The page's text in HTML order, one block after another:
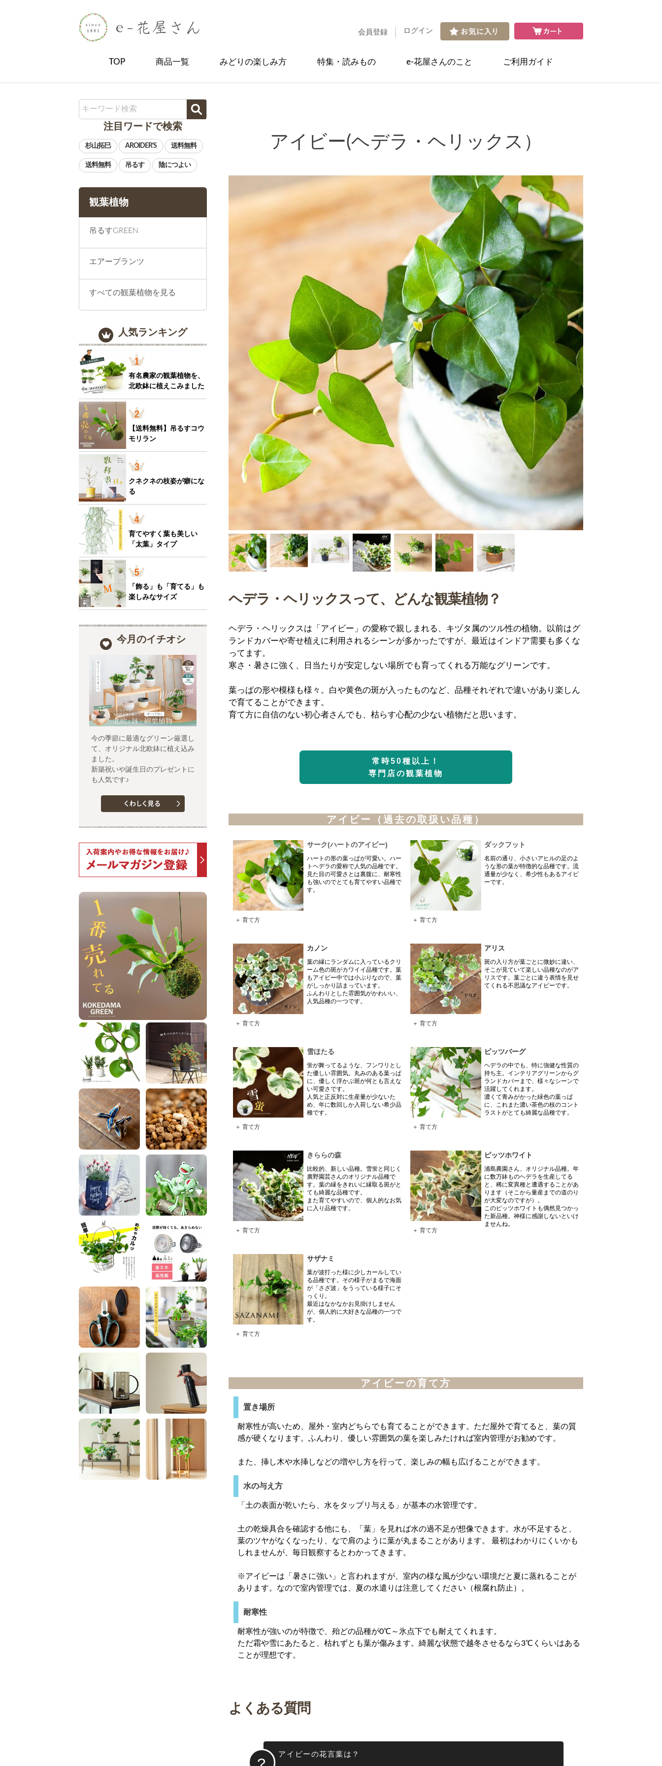
会員登録 ログイン
TOP 商品一覧 みどりの楽しみ方 特集・読みもの e-花屋さんのこと ご利用ガイド
注目ワードで検索
観葉植物
吊るすGREEN
エアープランツ
すべての観葉植物を見る
人気ランキング
有名農家の観葉植物を、
北欧鉢に植えこみました
【送料無料】吊るすコウ
モリラン
クネクネの枝姿が癖にな
る
育てやすく葉も美しい
「太葉」タイプ
「飾る」も「育てる」も
楽しみなサイズ
今月のイチオシ
今の季節に最適なグリーン厳選し
て、オリジナル北欧鉢に植え込み
ました。
新築祝いや誕生日のプレゼントに
も人気です♪
アイビー(ヘデラ・ヘリックス）
ヘデラ・ヘリックスって、どんな観葉植物？
ヘデラ・ヘリックスは「アイビー」の愛称で親しまれる、キヅタ属のツル性の植物。以前はグ
ランドカバーや寄せ植えに利用されるシーンが多かったですが、最近はインドア需要も多くな
ってます。
寒さ・暑さに強く、日当たりが安定しない場所でも育ってくれる万能なグリーンです。
葉っぱの形や模様も様々。白や黄色の斑が入ったものなど、品種それぞれで違いがあり楽しん
で育てることができます。
育て方に自信のない初心者さんでも、枯らす心配の少ない植物だと思います。
常時50種以上！
専門店の観葉植物
アイビー（過去の取扱い品種）
サーク(ハートのアイビー)
ハートの形の葉っぱが可愛い。ハー
トヘデラの愛称で人気の品種です。
見た目の可愛さとは裏腹に、耐寒性
も強いのでとても育てやすい品種で
す。
＋ 育て方
ダックフット
名前の通り、小さいアヒルの足のよ
うな形の葉が特徴的な品種です。流
通量が少なく、希少性もあるアイビ
ーです。
＋ 育て方
カノン
葉の縁にランダムに入っているクリ
ーム色の斑がカワイイ品種です。葉
もアイビー中では小ぶりなので、葉
がしっかり詰まっています。
ふんわりとした雰囲気がかわいい、
人気品種の一つです。
＋ 育て方
アリス
斑の入り方が葉ごとに微妙に違い、
そこが見ていて楽しい品種なのがア
リスです。葉ごとに違う表情を見せ
てくれる不思議なアイビーです。
＋ 育て方
雪ほたる
蛍が舞ってるような、フンワリとし
た優しい雰囲気。丸みのある葉っぱ
に、優しく浮かぶ斑が何とも言えな
い可愛さです。
人気と正反対に生産量が少ないた
め、年に数回しか入荷しない希少品
種です。
＋ 育て方
ピッツバーグ
ヘデラの中でも、特に強健な性質の
持ち主。インテリアグリーンからグ
ランドカバーまで、様々なシーンで
活躍してくれます。
濃くて青みがかった緑色の葉っぱ
に、これまた濃い茶色の枝のコント
ラストがとても綺麗な品種です。
＋ 育て方
きららの森
比較的、新しい品種。雪蛍と同じく
廣野園芸さんのオリジナル品種で
す。葉の縁をきれいに縁取る斑がと
ても綺麗な品種です。
また育てやすいので、個人的なお気
に入り品種です。
＋ 育て方
ピッツホワイト
浦島農園さん、オリジナル品種。年
に数万鉢ものヘデラを生産してる
と、稀に変異種と遭遇することがあ
ります（そこから量産までの道のり
が大変なのですが）。
このピッツホワイトも偶然見つかっ
た新品種。神様に感謝しないといけ
ませんね。
＋ 育て方
サザナミ
葉が波打った様に少しカールしてい
る品種です。その様子がまるで海面
が「さざ波」をうっている様子にそ
っくり。
最近はなかなかお見掛けしません
が、個人的に大好きな品種の一つで
す。
＋ 育て方
アイビーの育て方
置き場所
耐寒性が高いため、屋外・室内どちらでも育てることができます。ただ屋外で育てると、葉の質
感が硬くなります。ふんわり、優しい雰囲気の葉を楽しみたければ室内管理がお勧めです。
また、挿し木や水挿しなどの増やし方を行って、楽しみの幅も広げることができます。
水の与え方
「土の表面が乾いたら、水をタップリ与える」が基本の水管理です。
土の乾燥具合を確認する他にも、「葉」を見れば水の過不足が想像できます。水が不足すると、
葉のツヤがなくなったり、なで肩のように葉が丸まることがあります。 最初はわかりにくいかも
しれませんが、毎日観察するとわかってきます。
※アイビーは「暑さに強い」と言われますが、室内の様な風が少ない環境だと夏に蒸れることが
あります。なので室内管理では、夏の水遣りは注意してください（根腐れ防止）。
耐寒性
耐寒性が強いのが特徴で、殆どの品種が0℃～氷点下でも耐えてくれます。
ただ霜や雪にあたると、枯れずとも葉が傷みます。綺麗な状態で越冬させるなら3℃くらいはある
ことが理想です。
よくある質問
アイビーの花言葉は？